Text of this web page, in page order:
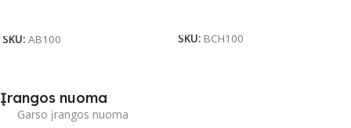
SKU: AB100
SKU: BCH100
Įrangos nuoma
Garso įrangos nuoma